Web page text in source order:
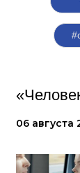
06 августа